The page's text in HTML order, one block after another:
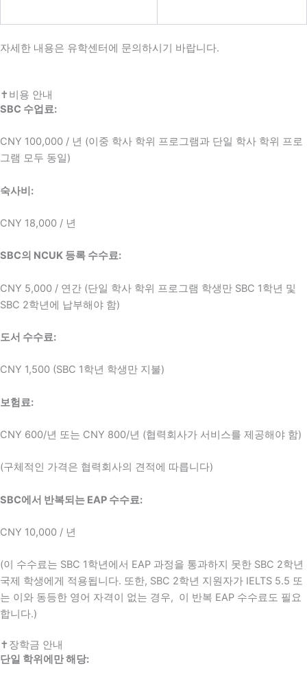
자세한 내용은 유학센터에 문의하시기 바랍니다.
✝비용 안내
SBC 수업료:
CNY 100,000 / 년 (이중 학사 학위 프로그램과 단일 학사 학위 프로
그램 모두 동일)
숙사비:
CNY 18,000 / 년
SBC의 NCUK 등록 수수료:
CNY 5,000 / 연간 (단일 학사 학위 프로그램 학생만 SBC 1학년 및
SBC 2학년에 납부해야 함)
도서 수수료:
CNY 1,500 (SBC 1학년 학생만 지불)
보험료:
CNY 600/년 또는 CNY 800/년 (협력회사가 서비스를 제공해야 함)
(구체적인 가격은 협력회사의 견적에 따릅니다)
SBC에서 반복되는 EAP 수수료:
CNY 10,000 / 년
(이 수수료는 SBC 1학년에서 EAP 과정을 통과하지 못한 SBC 2학년
국제 학생에게 적용됩니다. 또한, SBC 2학년 지원자가 IELTS 5.5 또
는 이와 동등한 영어 자격이 없는 경우, 이 반복 EAP 수수료도 필요
합니다.)
✝장학금 안내
단일 학위에만 해당: